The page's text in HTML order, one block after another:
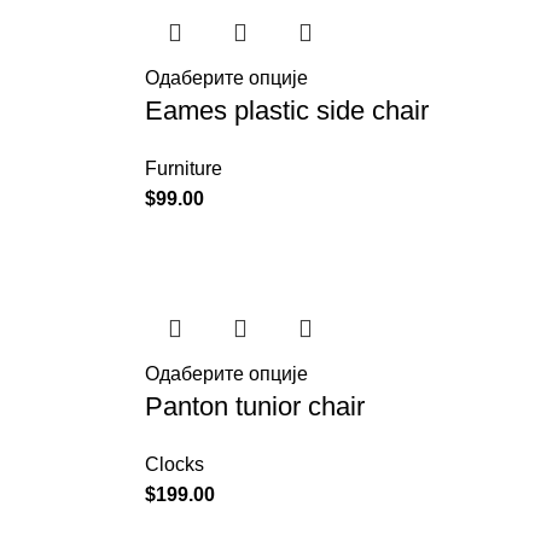
Одаберите опције
Eames plastic side chair
Furniture
$99.00
Одаберите опције
Panton tunior chair
Clocks
$199.00